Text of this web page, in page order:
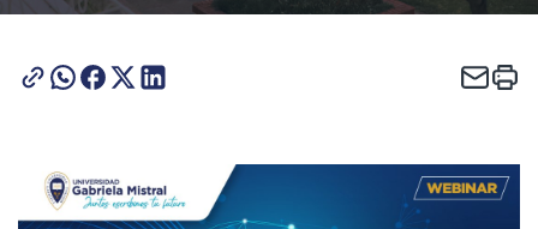
Alumni
UGM Online